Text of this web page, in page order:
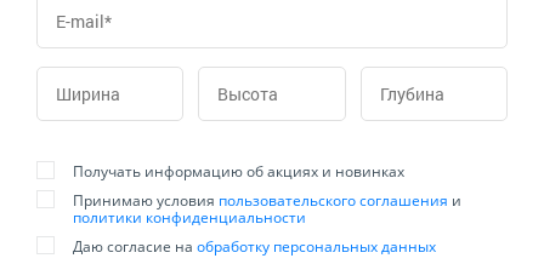
Получать информацию об акциях и новинках
Принимаю условия пользовательского соглашения и
политики конфиденциальности
Даю согласие на обработку персональных данных